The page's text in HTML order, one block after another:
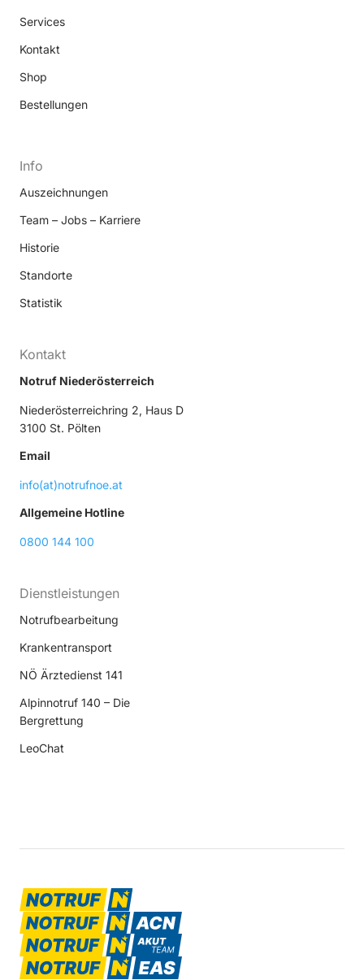
Services
Kontakt
Shop
Bestellungen
Info
Auszeichnungen
Team – Jobs – Karriere
Historie
Standorte
Statistik
Kontakt
Notruf Niederösterreich
Niederösterreichring 2, Haus D
3100 St. Pölten
Email
info(at)notrufnoe.at
Allgemeine Hotline
0800 144 100
Dienstleistungen
Notrufbearbeitung
Krankentransport
NÖ Ärztedienst 141
Alpinnotruf 140 – Die
Bergrettung
LeoChat